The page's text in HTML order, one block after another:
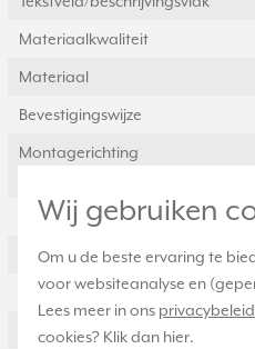
Wij gebruiken
Om u de beste ervaring te
voor websiteanalyse en
Lees meer in ons privacybeleid
cookies? Klik dan hier.
Materiaalkwaliteit
Materiaal
Bevestigingswijze
Montagerichting
RAL-nummer (vergelijkbaar)
Slagvastheid
Beschermingsgraad (IP)
Geschikt voor vloerpot